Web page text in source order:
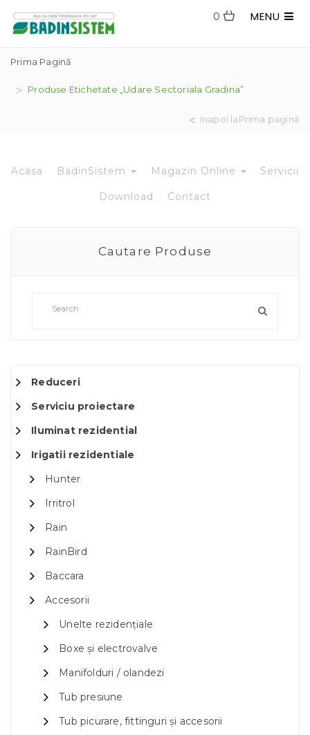
MENU
0
Prima Pagină
Produse Etichetate „udare Sectoriala Gradina”
Inapoi laPrima pagină
Acasa BadinSistem Magazin Online Servicii
Download Contact
Cautare Produse
Reduceri
Serviciu proiectare
Iluminat rezidential
Irigatii rezidentiale
Hunter
Irritrol
Rain
RainBird
Baccara
Accesorii
Unelte rezidențiale
Boxe și electrovalve
Manifolduri / olandezi
Tub presiune
Tub picurare, fittinguri și accesorii